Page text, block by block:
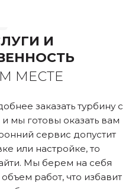
И
МЕСТЕ
заказать турбину с
и мы готовы оказать вам
сервис допустит
или настройке, то
Мы берем на себя
работ, что избавит